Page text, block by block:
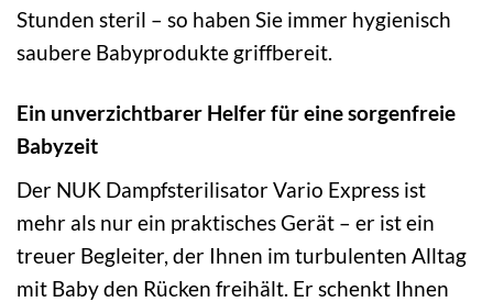
Stunden steril – so haben Sie immer hygienisch
saubere Babyprodukte griffbereit.
Ein unverzichtbarer Helfer für eine sorgenfreie
Babyzeit
Der NUK Dampfsterilisator Vario Express ist
mehr als nur ein praktisches Gerät – er ist ein
treuer Begleiter, der Ihnen im turbulenten Alltag
mit Baby den Rücken freihält. Er schenkt Ihnen